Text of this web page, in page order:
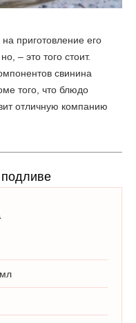
приготовление его
– это того стоит.
свинина
того, что блюдо
отличную компанию
подливе